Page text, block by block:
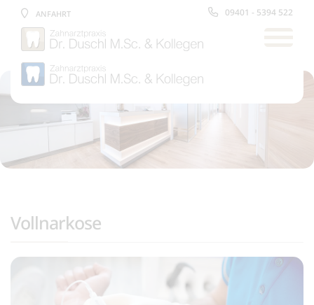
ANFAHRT 09401 - 5394 522
Vollnarkose